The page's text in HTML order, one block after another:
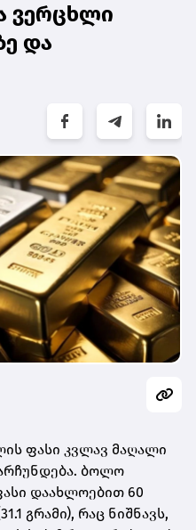
ვერცხლი
და
ფასი კვლავ მაღალი
ბოლო
დაახლოებით 60
გრამი), რაც ნიშნავს,